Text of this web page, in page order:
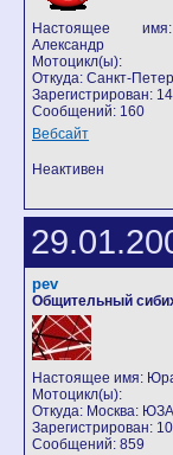
Настоящее
Александр
Мотоцикл(ы):
Откуда: Санкт-
Зарегистрирован:
Сообщений: 160
Вебсайт
Неактивен
pev
Общительный
Настоящее имя:
Мотоцикл(ы):
Откуда: Москва:
Зарегистрирован:
Сообщений: 859